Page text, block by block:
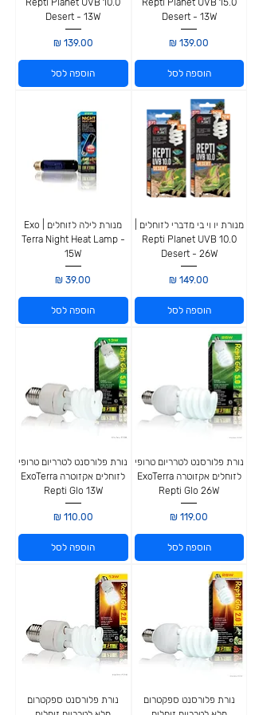
Desert - 13W
מחיר
הוספה לסל
Desert - 13W
מחיר
הוספה לסל
מנורת יו וי בי מדברי לזוחלים |
Repti Planet UVB 10.0
Desert - 26W
מחיר
הוספה לסל
מנורת לילה לזוחלים | Exo
Terra Night Heat Lamp -
15W
מחיר
הוספה לסל
נורת פלורסנט לטרריום טרופי
לזוחלים אקזוטרה ExoTerra
Repti Glo 26W
מחיר
הוספה לסל
נורת פלורסנט לטרריום טרופי
לזוחלים אקזוטרה ExoTerra
Repti Glo 13W
מחיר
הוספה לסל
נורת פלורסנט ספקטרום
נורת פלורסנט ספקטרום